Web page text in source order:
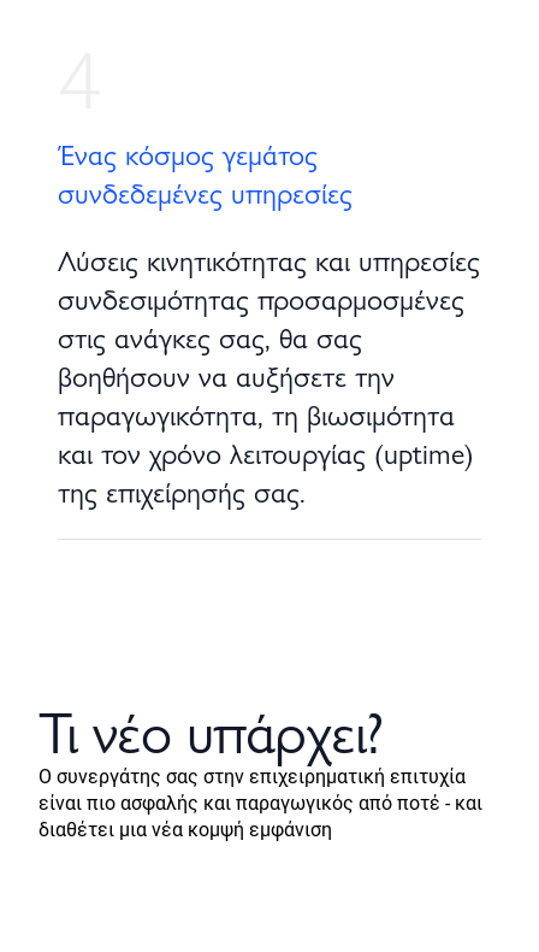
Ένας κόσμος γεμάτος
συνδεδεμένες υπηρεσίες
Λύσεις κινητικότητας και υπηρεσίες
συνδεσιμότητας προσαρμοσμένες
στις ανάγκες σας, θα σας
βοηθήσουν να αυξήσετε την
παραγωγικότητα, τη βιωσιμότητα
και τον χρόνο λειτουργίας (uptime)
της επιχείρησής σας.
Τι νέο υπάρχει?
Ο συνεργάτης σας στην επιχειρηματική επιτυχία
είναι πιο ασφαλής και παραγωγικός από ποτέ - και
διαθέτει μια νέα κομψή εμφάνιση